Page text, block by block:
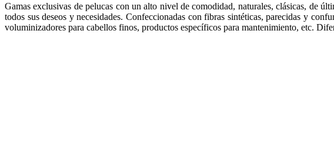
Gamas exclusivas de pelucas con un alto nivel de comodidad, naturales, clásicas, de
todos sus deseos y necesidades. Confeccionadas con fibras sintéticas, parecidas y
voluminizadores para cabellos finos, productos específicos para mantenimiento, etc.